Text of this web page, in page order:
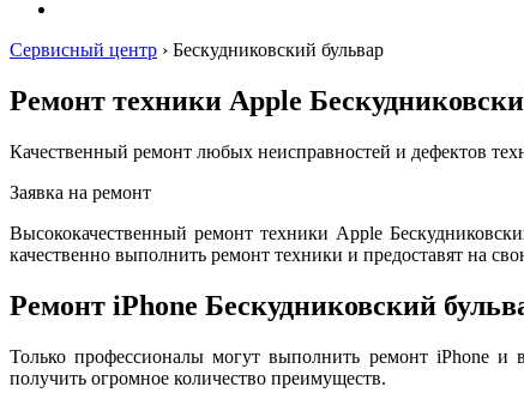
Сервисный центр › Бескудниковский бульвар
Ремонт техники Apple
Качественный ремонт любых неисправностей и дефектов
Заявка на ремонт
Высококачественный ремонт техники Apple
качественно выполнить ремонт техники и предоставят на
Ремонт iPhone Бескудниковский
Только профессионалы могут выполнить ремонт iPhone и
получить огромное количество преимуществ.